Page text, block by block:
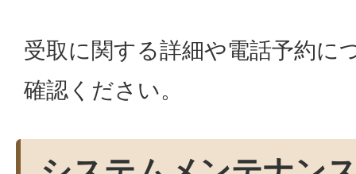
受取に関する詳細や電話予約に
確認ください。